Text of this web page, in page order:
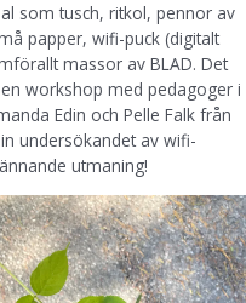
som tusch, ritkol, pennor av
papper, wifi-puck (digitalt
massor av BLAD. Det
workshop med pedagoger i
Edin och Pelle Falk från
undersökandet av wifi-
utmaning!